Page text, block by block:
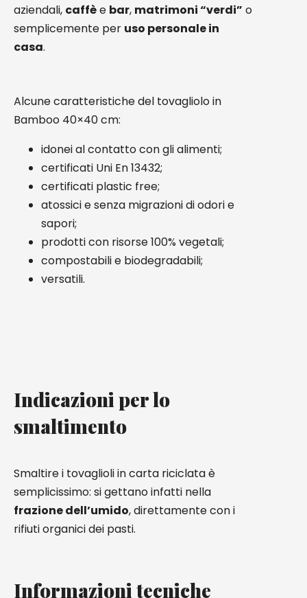
aziendali, caffèe bar, matrimoni “verdi” o
semplicemente per uso personale in
casa.
Alcune caratteristiche del tovagliolo in
Bamboo 40×40 cm:
idonei al contatto con gli alimenti;
certificati Uni En 13432;
certificati plastic free;
atossici e senza migrazioni di odori e
sapori;
prodotti con risorse 100% vegetali;
compostabili e biodegradabili;
versatili.
Indicazioni per lo
smaltimento
Smaltire i tovaglioli in carta riciclata è
semplicissimo: si gettano infatti nella
frazione dell’umido, direttamente con i
rifiuti organici dei pasti.
Informazioni tecniche